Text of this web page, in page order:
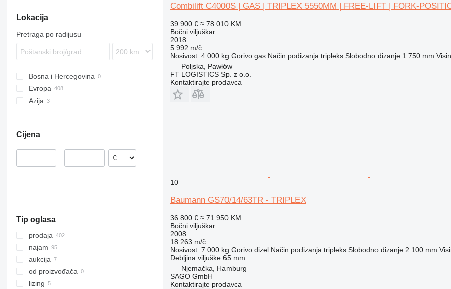
Lokacija
Pretraga po radijusu
Bosna i Hercegovina
Evropa
Italija
Rumunija
Azija
Cijena
–
Tip oglasa
prodaja
najam
aukcija
od proizvođača
lizing
Combilift C4000S | GAS | TRIPLEX 5550MM | FREE-LIFT | FORK-
39.900 € ≈ 78.010 KM
Bočni viljuškar
2018
5.992 m/č
Nosivost 4.000 kg Gorivo gas Način podizanja tripleks Slobodno dizanje 1.750 mm
Poljska, Pawłów
FT LOGISTICS Sp. z o.o.
Kontaktirajte prodavca
10
Baumann GS70/14/63TR - TRIPLEX
36.800 € ≈ 71.950 KM
Bočni viljuškar
2008
18.263 m/č
Nosivost 7.000 kg Gorivo dizel Način podizanja tripleks Slobodno dizanje 2.100 mm
Debljina viljuške 65 mm
Njemačka, Hamburg
SAGO GmbH
Kontaktirajte prodavca